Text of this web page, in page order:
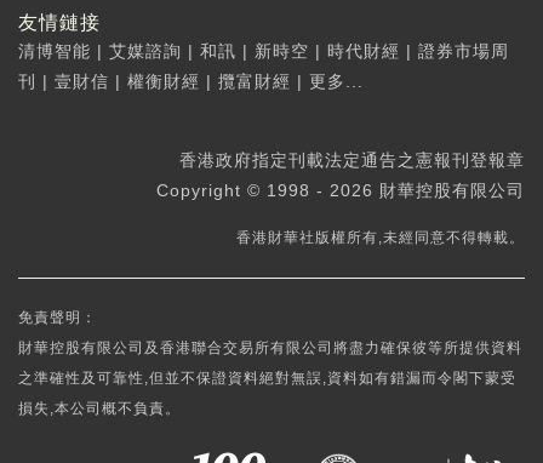
友情鏈接
清博智能 | 艾媒諮詢 | 和訊 | 新時空 | 時代財經 | 證券市場周
刊
| 壹財信 | 權衡財經 | 攬富財經 | 更多...
香港政府指定刊載法定通告之憲報刊登報章
Copyright © 1998 - 2026 財華控股有限公司
香港財華社版權所有,未經同意不得轉載。
免責聲明：
財華控股有限公司及香港聯合交易所有限公司將盡力確保彼等所提供資料
之準確性及可靠性,但並不保證資料絕對無誤,資料如有錯漏而令閣下蒙受
損失,本公司概不負責。